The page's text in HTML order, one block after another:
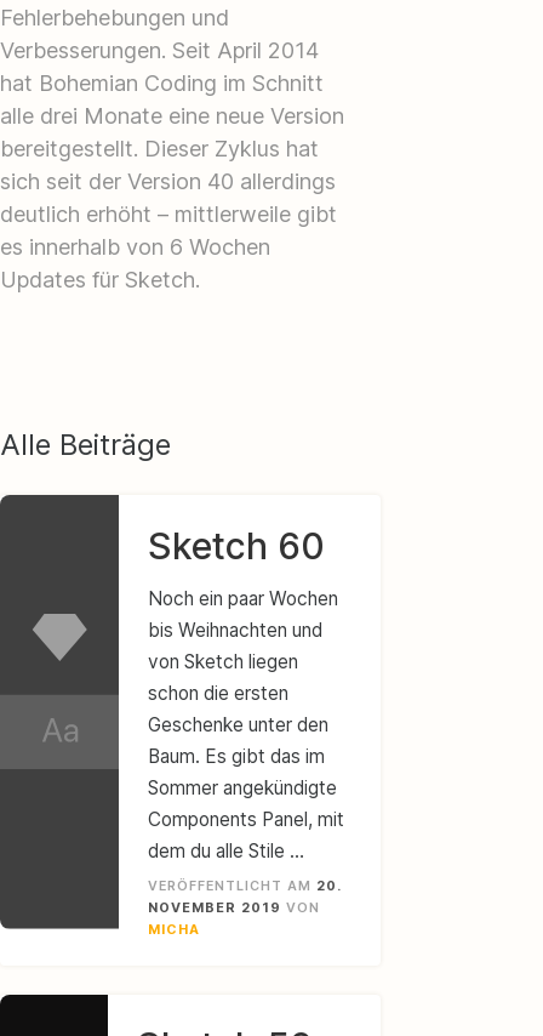
Fehlerbehebungen und
Verbesserungen. Seit April 2014
hat Bohemian Coding im Schnitt
alle drei Monate eine neue Version
bereitgestellt. Dieser Zyklus hat
sich seit der Version 40 allerdings
deutlich erhöht – mittlerweile gibt
es innerhalb von 6 Wochen
Updates für Sketch.
Alle Beiträge
Sketch 60
Noch ein paar Wochen
bis Weihnachten und
von Sketch liegen
schon die ersten
Geschenke unter den
Baum. Es gibt das im
Sommer angekündigte
Components Panel, mit
dem du alle Stile …
VERÖFFENTLICHT AM 20.
NOVEMBER 2019 VON
MICHA